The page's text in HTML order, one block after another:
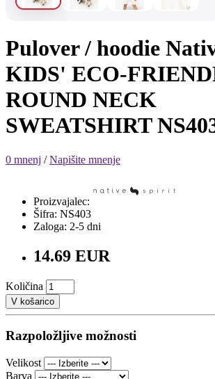
Pulover / hoodie
KIDS' ECO-
ROUND NECK
SWEATSHIRT
0 mnenj /Napišite mnenje
Proizvajalec:
Šifra: NS403
Zaloga: 2-5 dni
14.69 EUR
Količina
V košarico
Razpoložljive možnosti
Velikost
Barva